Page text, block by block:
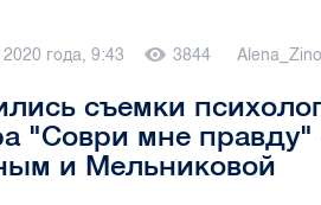
года, 9:43 3844
съемки
"Соври мне правду"
и Мельниковой